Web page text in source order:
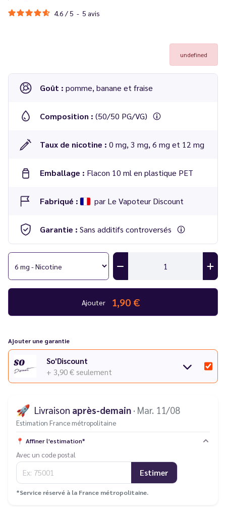
4.6 / 5 - 5 avis
undefined
Goût : pomme, banane et fraise
Composition : (50/50 PG/VG)
Taux de nicotine : 0 mg, 3 mg, 6 mg et 12 mg
Emballage : Flacon 10 ml en plastique PET
Fabriqué : par Le Vapoteur Discount
Garantie : Sans additifs controversés
Ajouter 1,90 €
Ajouter une garantie
So'Discount
+ 3,90 € seulement
🚀 Livraison après-demain · Mar. 11/08
Estimation France métropolitaine
📍 Affiner l'estimation*
Avec un code postal
Estimer
*Service réservé à la France métropolitaine.